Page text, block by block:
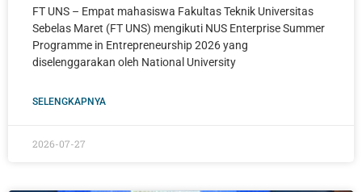
FT UNS – Empat mahasiswa Fakultas Teknik Universitas
Sebelas Maret (FT UNS) mengikuti NUS Enterprise Summer
Programme in Entrepreneurship 2026 yang
diselenggarakan oleh National University
SELENGKAPNYA
2026-07-27